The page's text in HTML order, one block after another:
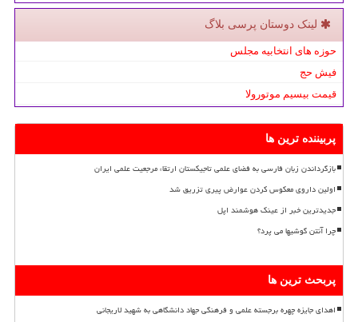
لینک دوستان پرسی بلاگ
حوزه های انتخابیه مجلس
فیش حج
قیمت بیسیم موتورولا
پربیننده ترین ها
بازگرداندن زبان فارسی به فضای علمی تاجیکستان ارتقاء مرجعیت علمی ایران
اولین داروی معکوس کردن عوارض پیری تزریق شد
جدیدترین خبر از عینک هوشمند اپل
چرا آنتن گوشیها می پرد؟
پربحث ترین ها
اهدای جایزه چهره برجسته علمی و فرهنگی جهاد دانشگاهی به شهید لاریجانی